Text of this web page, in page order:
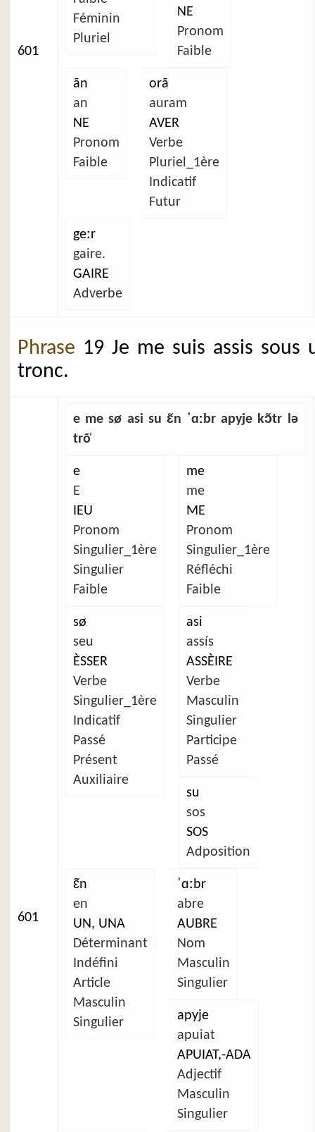
601
Féminin
Pluriel
NE
Pronom
Faible
ãn
an
NE
Pronom
Faible
orã
auram
AVER
Verbe
Pluriel_1ère
Indicatif
Futur
geːr
gaire.
GAIRE
Adverbe
Phrase 19 Je me suis assis
tronc.
601
e me sø asi su ɛ̃n ˈɑːbr apyje kɔ̃tr lə
trõ̜
e
E
IEU
Pronom
Singulier_1ère
Singulier
Faible
me
me
ME
Pronom
Singulier_1ère
Réfléchi
Faible
sø
seu
ÈSSER
Verbe
Singulier_1ère
Indicatif
Passé
Présent
Auxiliaire
asi
assís
ASSÈIRE
Verbe
Masculin
Singulier
Participe
Passé
su
sos
SOS
Adposition
ɛ̃n
en
UN, UNA
Déterminant
Indéfini
Article
Masculin
Singulier
ˈɑːbr
abre
AUBRE
Nom
Masculin
Singulier
apyje
apuiat
APUIAT,-ADA
Adjectif
Masculin
Singulier